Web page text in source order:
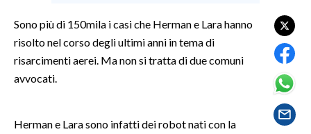
GOSSIP
SALUTE
SARDI NEL MONDO
Sono più di 150mila i casi che Herman e Lara hanno
risolto nel corso degli ultimi anni in tema di
risarcimenti aerei. Ma non si tratta di due comuni
avvocati.
Herman e Lara sono infatti dei robot nati con la